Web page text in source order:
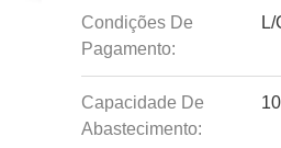
Condições De
Pagamento:
Capacidade De
Abastecimento: